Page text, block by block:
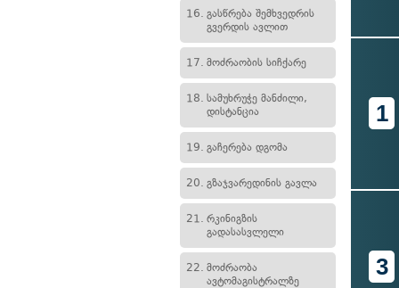
16. გასწრება შემხვედრის
გვერდის ავლით
17. მოძრაობის სიჩქარე
18. სამუხრუჭე მანძილი,
დისტანცია
19. გაჩერება დგომა
20. გზაჯვარედინის გავლა
21. რკინიგზის
გადასასვლელი
22. მოძრაობა
ავტომაგისტრალზე
1
3